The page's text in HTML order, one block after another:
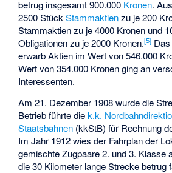
betrug insgesamt 900.000 Kronen.
2500 StückStammaktienzu je 200
Stammaktien zu je 4000 Kronen und
Obligationen zu je 2000 Kronen.[5]
erwarb Aktien im Wert von 546.000
Wert von 354.000 Kronen ging an
Interessenten.
Am 21. Dezember 1908 wurde die
Betrieb führte diek.k.
Staatsbahnen (kkStB) für Rechnung
Im Jahr 1912 wies der Fahrplan der
gemischte Zugpaare 2. und 3. Klasse
die 30 Kilometer lange Strecke betrug